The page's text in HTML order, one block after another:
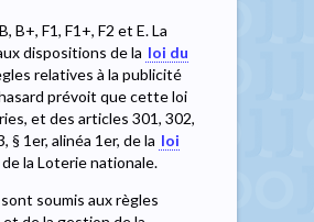
F1, F1+, F2 et E. La
dispositions de la loi du
relatives à la publicité
prévoit que cette loi
et des articles 301, 302,
1er, alinéa 1er, de la loi
la Loterie nationale.
soumis aux règles